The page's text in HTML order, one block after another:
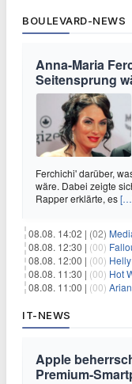
BOULEVARD-NEWS
Anna-Maria
Seitensprung
Ferchichi' darüber,
wäre. Dabei zeigte
Rapper erklärte, es
08.08. 14:02 | (02)
08.08. 12:30 | (00)
08.08. 12:00 | (00) Helly
08.08. 11:30 | (00) Hot
08.08. 11:00 | (00)
IT-NEWS
Apple
Premium-